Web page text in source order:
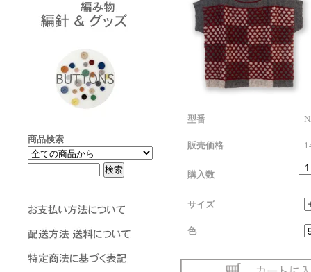
商品検索
型番
販売価格
購入数
サイズ
色